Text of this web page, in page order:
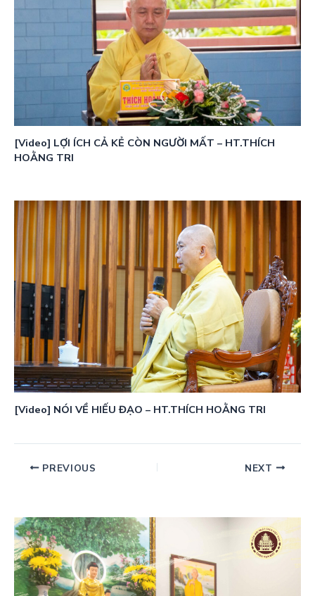
[Video] LỢI ÍCH CẢ KẺ CÒN NGƯỜI MẤT – HT.THÍCH
HOẰNG TRI
[Video] NÓI VỀ HIẾU ĐẠO – HT.THÍCH HOẰNG TRI
PREVIOUS NEXT